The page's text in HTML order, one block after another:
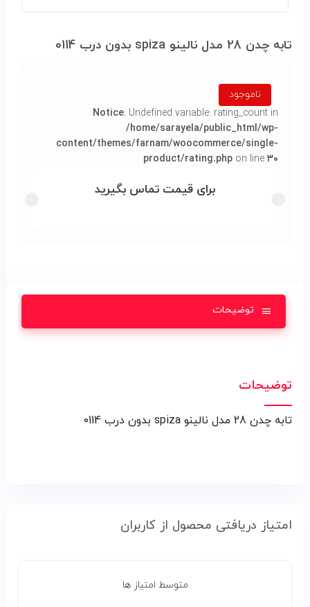
تابه چدن 28 مدل نالينو spiza بدون درب 0114
ناموجود
Notice: Undefined variable: rating_count in
/home/sarayela/public_html/wp-
content/themes/farnam/woocommerce/single-
product/rating.php on line۳۰
برای قیمت تماس بگیرید
توضیحات
توضیحات
تابه چدن 28 مدل نالينو spiza بدون درب 0114
امتیاز دریافتی محصول از کاربران
متوسط امتیاز ها